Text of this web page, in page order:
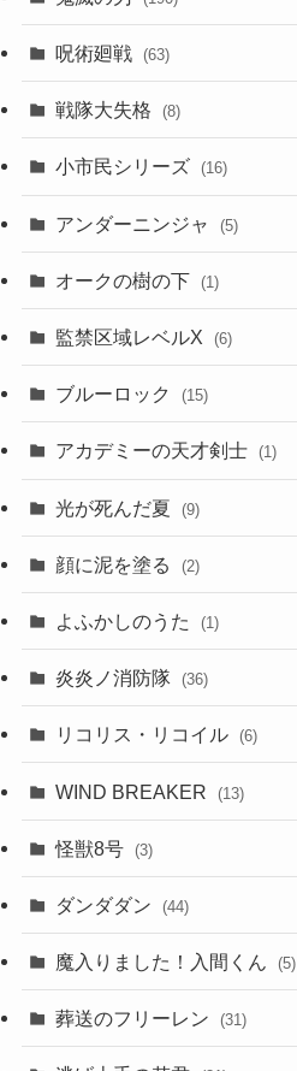
呪術廻戦 (63)
戦隊大失格 (8)
小市民シリーズ (16)
アンダーニンジャ (5)
オークの樹の下 (1)
監禁区域レベルX (6)
ブルーロック (15)
アカデミーの天才剣士 (1)
光が死んだ夏 (9)
顔に泥を塗る (2)
よふかしのうた (1)
炎炎ノ消防隊 (36)
リコリス・リコイル (6)
WIND BREAKER (13)
怪獣8号 (3)
ダンダダン (44)
魔入りました！入間くん (5)
葬送のフリーレン (31)